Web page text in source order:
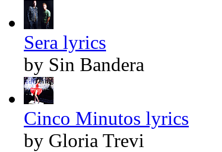
Sera lyrics
by Sin Bandera
Cinco Minutos lyrics
by Gloria Trevi